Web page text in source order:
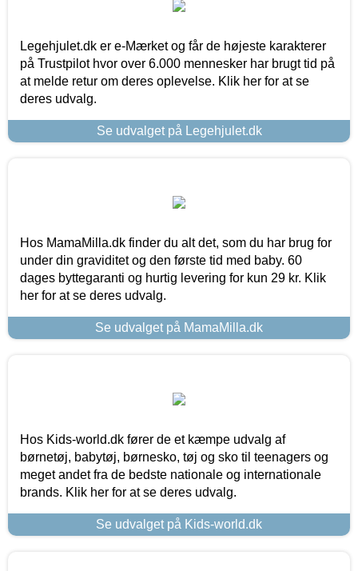
Legehjulet.dk er e-Mærket og får de højeste karakterer
på Trustpilot hvor over 6.000 mennesker har brugt tid på
at melde retur om deres oplevelse. Klik her for at se
deres udvalg.
Se udvalget på Legehjulet.dk
Hos MamaMilla.dk finder du alt det, som du har brug for
under din graviditet og den første tid med baby. 60
dages byttegaranti og hurtig levering for kun 29 kr. Klik
her for at se deres udvalg.
Se udvalget på MamaMilla.dk
Hos Kids-world.dk fører de et kæmpe udvalg af
børnetøj, babytøj, børnesko, tøj og sko til teenagers og
meget andet fra de bedste nationale og internationale
brands. Klik her for at se deres udvalg.
Se udvalget på Kids-world.dk